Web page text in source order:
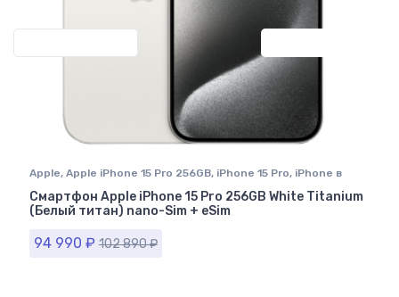
Apple, Apple iPhone 15 Pro 256GB, iPhone 15 Pro, iPhone в
Ставрополе
Смартфон Apple iPhone 15 Pro 256GB White Titanium
(Белый титан) nano-Sim + eSim
94 990 ₽ 102 890₽